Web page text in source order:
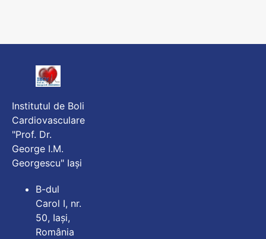
Institutul de Boli
Cardiovasculare
"Prof. Dr.
George I.M.
Georgescu" Iași
B-dul
Carol I, nr.
50, Iași,
România